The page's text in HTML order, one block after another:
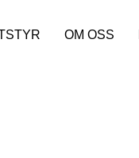
OM OSS